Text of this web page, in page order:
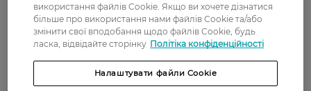
допомагає уповільнити старіння та зберегти
молодий вигляд обличчя. У каталозі Watsons
можна купити антивіковий догляд та засоби, які
працюють з різними проявами вікових змін:
сухістю, втратою еластичності, тьмяністю чи
нерівним рельєфом.
використання файлів Cookie. Якщо ви хочете дізнатися
більше про використання нами файлів Cookie та/або
змінити свої вподобання щодо файлів Cookie, будь
ласка, відвідайте сторінку Політіка конфіденційності
Налаштувати файли Cookie